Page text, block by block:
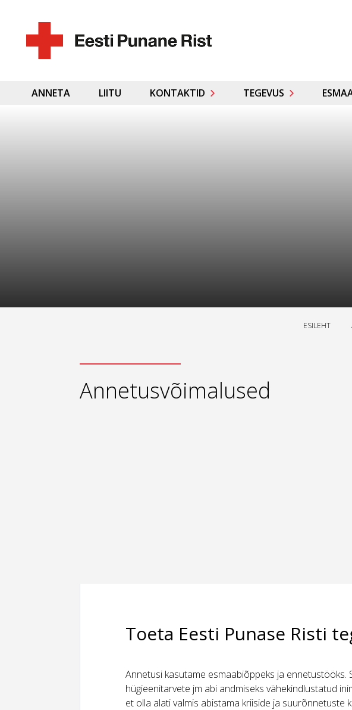
ANNETA LIITU KONTAKTID TEGEVUS
ESILEHT
Annetusvõimalused
Toeta Eesti Punase Risti
Annetusi kasutame esmaabiõppeks ja ennetustööks.
hügieenitarvete jm abi andmiseks vähekindlustatud
et olla alati valmis abistama kriiside ja suurõnnetuste